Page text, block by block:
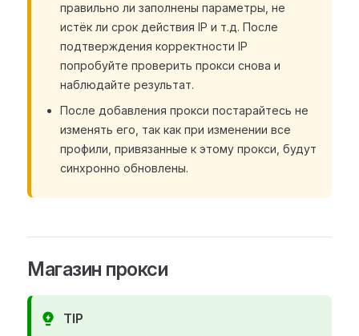
правильно ли заполнены параметры, не
истёк ли срок действия IP и т.д. После
подтверждения корректности IP
попробуйте проверить прокси снова и
наблюдайте результат.
После добавления прокси постарайтесь не
изменять его, так как при изменении все
профили, привязанные к этому прокси, будут
синхронно обновлены.
Магазин прокси
TIP